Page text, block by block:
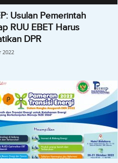
Usulan Pemerintah
RUU EBET Harus
DPR
2022